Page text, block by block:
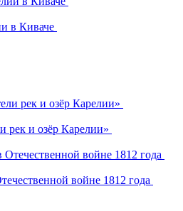
в Киваче
рек и озёр Карелии»
войне 1812 года